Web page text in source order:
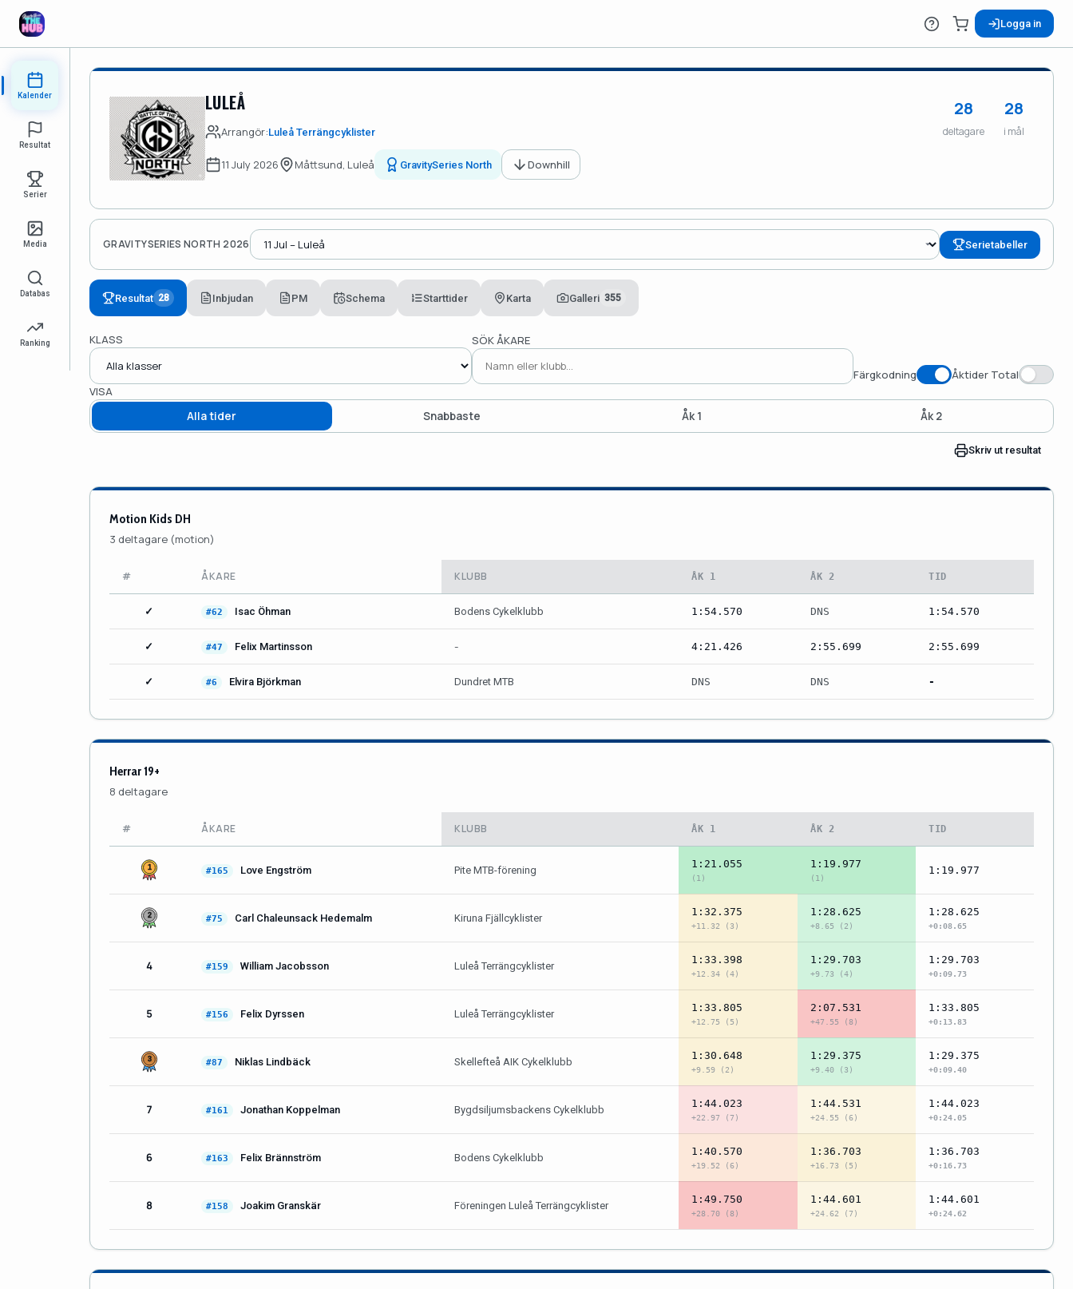
Logga in
Kalender
Resultat
Serier
Media
Databas
Ranking
LULEÅ
Arrangör:Luleå Terrängcyklister
11 July 2026 Måttsund, Luleå GravitySeries North Downhill
28
deltagare
28
i mål
GRAVITYSERIES NORTH 2026 Serietabeller
Resultat 28 Inbjudan PM Schema Starttider Karta Galleri 355
KLASS SÖK ÅKARE
Färgkodning
Åktider Total
VISA
Alla tider
Snabbaste Åk 1 Åk 2
Skriv ut resultat
Motion Kids DH
3 deltagare (motion)
# ÅKARE KLUBB ÅK 1 ÅK 2 TID
✓ #62 Isac Öhman Bodens Cykelklubb 1:54.570 DNS 1:54.570
✓ #47 Felix Martinsson - 4:21.426 2:55.699 2:55.699
✓ #6 Elvira Björkman Dundret MTB DNS DNS -
Herrar 19+
8 deltagare
# ÅKARE KLUBB ÅK 1 ÅK 2 TID
#165 Love Engström Pite MTB-förening
1:21.055
(1)
1:19.977
(1)
1:19.977
#75 Carl Chaleunsack Hedemalm Kiruna Fjällcyklister
1:32.375
+11.32 (3)
1:28.625
+8.65 (2)
1:28.625
+0:08.65
4 #159 William Jacobsson Luleå Terrängcyklister
1:33.398
+12.34 (4)
1:29.703
+9.73 (4)
1:29.703
+0:09.73
5 #156 Felix Dyrssen Luleå Terrängcyklister
1:33.805
+12.75 (5)
2:07.531
+47.55 (8)
1:33.805
+0:13.83
#87 Niklas Lindbäck Skellefteå AIK Cykelklubb
1:30.648
+9.59 (2)
1:29.375
+9.40 (3)
1:29.375
+0:09.40
7 #161 Jonathan Koppelman Bygdsiljumsbackens Cykelklubb
1:44.023
+22.97 (7)
1:44.531
+24.55 (6)
1:44.023
+0:24.05
6 #163 Felix Brännström Bodens Cykelklubb
1:40.570
+19.52 (6)
1:36.703
+16.73 (5)
1:36.703
+0:16.73
8 #158 Joakim Granskär Föreningen Luleå Terrängcyklister
1:49.750
+28.70 (8)
1:44.601
+24.62 (7)
1:44.601
+0:24.62